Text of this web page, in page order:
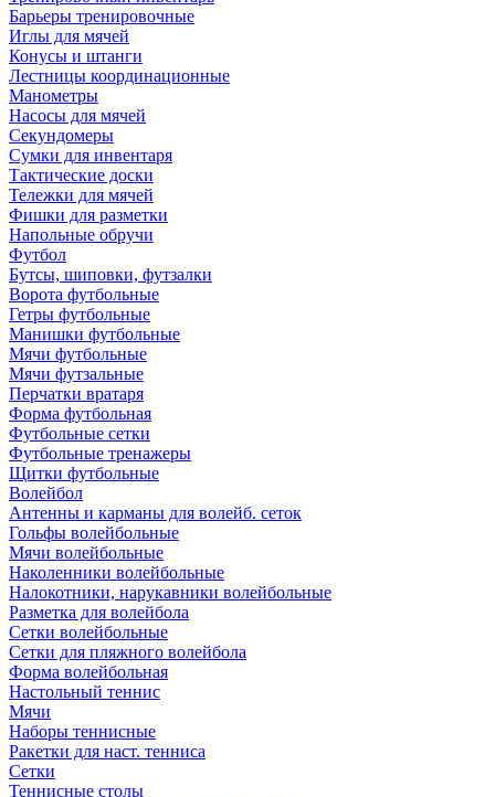
Барьеры тренировочные
Иглы для мячей
Конусы и штанги
Лестницы координационные
Манометры
Насосы для мячей
Секундомеры
Сумки для инвентаря
Тактические доски
Тележки для мячей
Фишки для разметки
Напольные обручи
Футбол
Бутсы, шиповки, футзалки
Ворота футбольные
Гетры футбольные
Манишки футбольные
Мячи футбольные
Мячи футзальные
Перчатки вратаря
Форма футбольная
Футбольные сетки
Футбольные тренажеры
Щитки футбольные
Волейбол
Антенны и карманы для волейб. сеток
Гольфы волейбольные
Мячи волейбольные
Наколенники волейбольные
Налокотники, нарукавники волейбольные
Разметка для волейбола
Сетки волейбольные
Сетки для пляжного волейбола
Форма волейбольная
Настольный теннис
Мячи
Наборы теннисные
Ракетки для наст. тенниса
Сетки
Теннисные столы